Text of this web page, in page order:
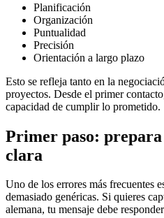
Planificación
Organización
Puntualidad
Precisión
Orientación a largo plazo
Esto se refleja tanto en la
proyectos. Desde el primer
capacidad de cumplir lo prometido.
Primer paso:
clara
Uno de los errores más frecuentes
demasiado genéricas. Si quieres
alemana, tu mensaje debe